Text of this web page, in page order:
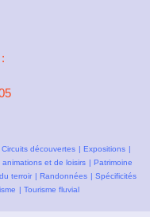
Circuits découvertes | Expositions |
animations et de loisirs | Patrimoine
terroir | Randonnées | Spécificités
| Tourisme fluvial